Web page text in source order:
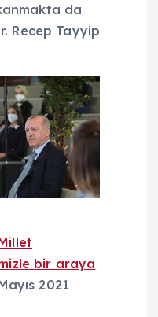
da
Recep Tayyip
bir araya
2021